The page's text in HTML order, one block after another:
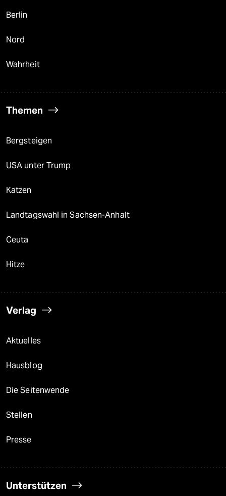
Berlin
Nord
Wahrheit
Themen
Bergsteigen
USA unter Trump
Katzen
Landtagswahl in Sachsen-Anhalt
Ceuta
Hitze
Verlag
Aktuelles
Hausblog
Die Seitenwende
Stellen
Presse
Unterstützen